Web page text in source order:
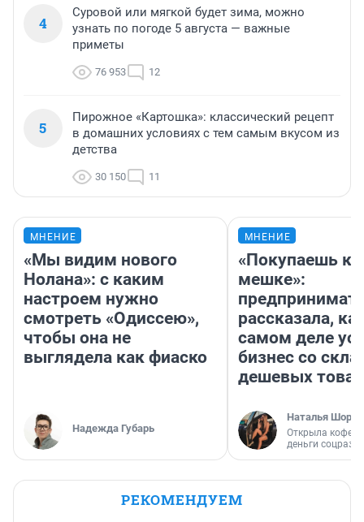
4
Суровой или мягкой будет зима, можно
узнать по погоде 5 августа — важные
приметы
76 953 12
5
Пирожное «Картошка»: классический рецепт
в домашних условиях с тем самым вкусом из
детства
30 150 11
МНЕНИЕ
«Мы видим нового
Нолана»: с каким
настроем нужно
смотреть «Одиссею»,
чтобы она не
выглядела как фиаско
Надежда Губарь
МНЕНИЕ
«Покупаешь
мешке»:
рассказала,
самом деле
бизнес со
дешевых
Наталья
Открыла
деньги
РЕКОМЕНДУЕМ